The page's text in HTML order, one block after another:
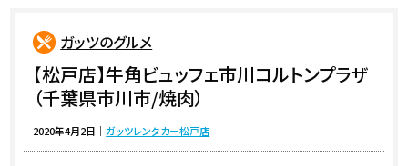
ガッツのグルメ
【松戸店】牛角ビュッフェ市川コルトンプラザ
（千葉県市川市/焼肉）
2020年4月2日 ｜ガッツレンタカー松戸店